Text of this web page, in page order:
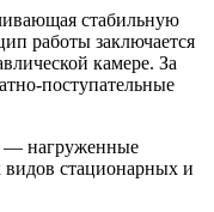
стабильную
работы заключается
камере. За
поступательные
— нагруженные
видов стационарных и